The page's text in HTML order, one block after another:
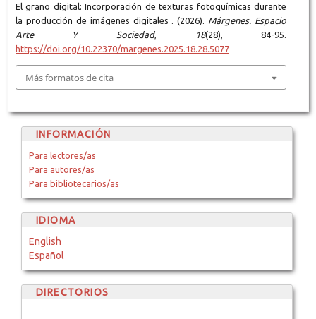
El grano digital: Incorporación de texturas fotoquímicas durante
la producción de imágenes digitales . (2026). Márgenes. Espacio
Arte Y Sociedad, 18(28), 84-95.
https://doi.org/10.22370/margenes.2025.18.28.5077
Más formatos de cita
INFORMACIÓN
Para lectores/as
Para autores/as
Para bibliotecarios/as
IDIOMA
English
Español
DIRECTORIOS